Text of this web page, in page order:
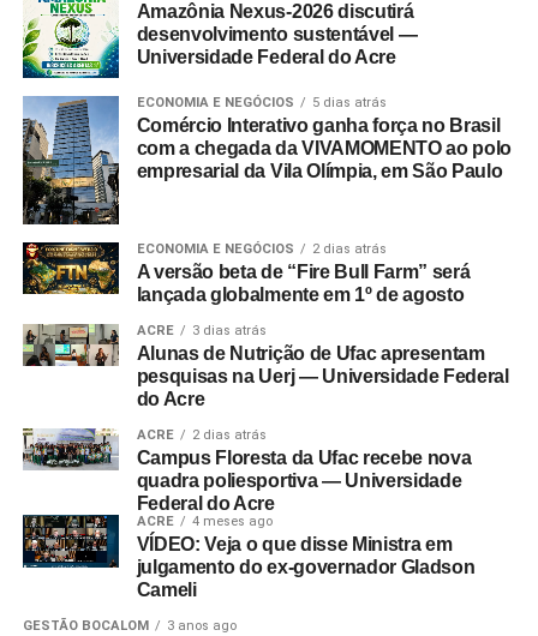
Amazônia Nexus-2026 discutirá
desenvolvimento sustentável —
Universidade Federal do Acre
ECONOMIA E NEGÓCIOS 5 dias atrás
Comércio Interativo ganha força no Brasil
com a chegada da VIVAMOMENTO ao polo
empresarial da Vila Olímpia, em São Paulo
ECONOMIA E NEGÓCIOS 2 dias atrás
A versão beta de “Fire Bull Farm” será
lançada globalmente em 1º de agosto
ACRE 3 dias atrás
Alunas de Nutrição de Ufac apresentam
pesquisas na Uerj — Universidade Federal
do Acre
ACRE 2 dias atrás
Campus Floresta da Ufac recebe nova
quadra poliesportiva — Universidade
Federal do Acre
ACRE 4 meses ago
VÍDEO: Veja o que disse Ministra em
julgamento do ex-governador Gladson
Cameli
GESTÃO BOCALOM 3 anos ago